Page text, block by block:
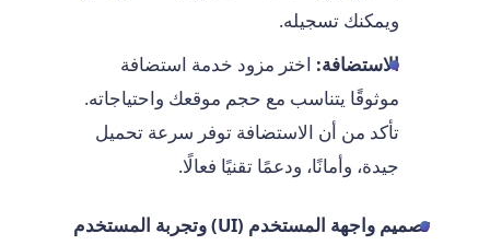
ويمكنك تسجيله.
الاستضافة: اختر مزود خدمة استضافة
موثوقًا يتناسب مع حجم موقعك واحتياجاته.
تأكد من أن الاستضافة توفر سرعة تحميل
جيدة، وأمانًا، ودعمًا تقنيًا فعالًا.
تصميم واجهة المستخدم (UI) وتجربة المستخدم